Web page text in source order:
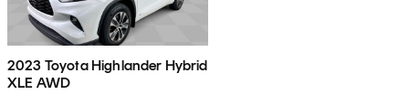
2023 Toyota Highlander Hybrid
XLE AWD